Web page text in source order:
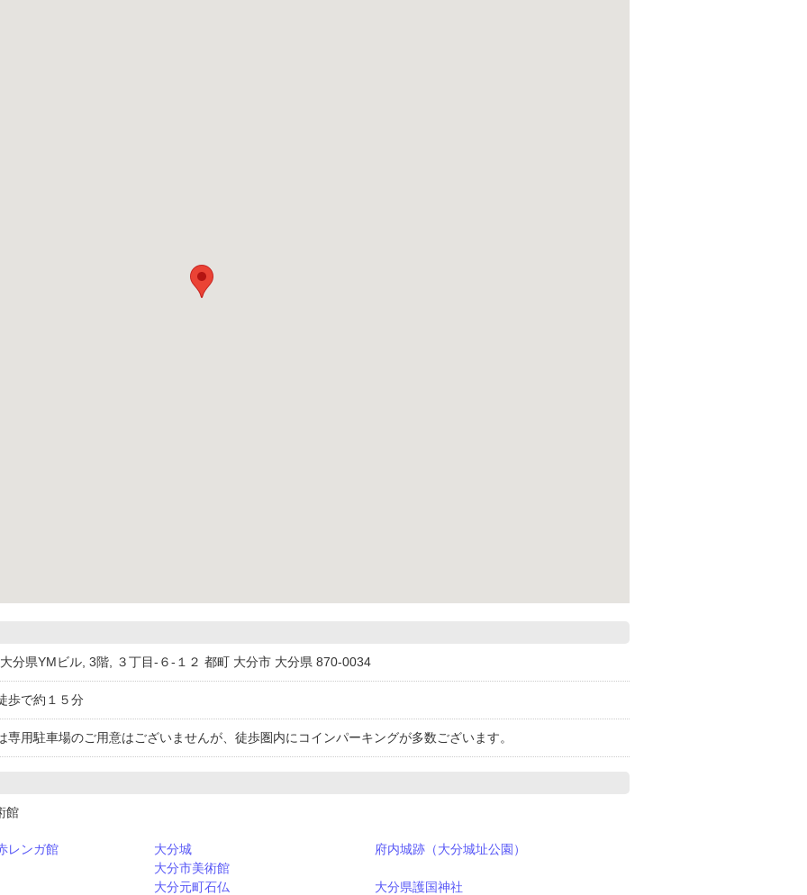
分県YMビル, 3階, ３丁目-６-１２ 都町 大分市 大分県 870-0034
歩で約１５分
用駐車場のご用意はございませんが、徒歩圏内にコインパーキングが多数ございます。
館
レンガ館 大分城
府内城跡（大分城址公園）
大分市美術館
大分元町石仏
大分県護国神社